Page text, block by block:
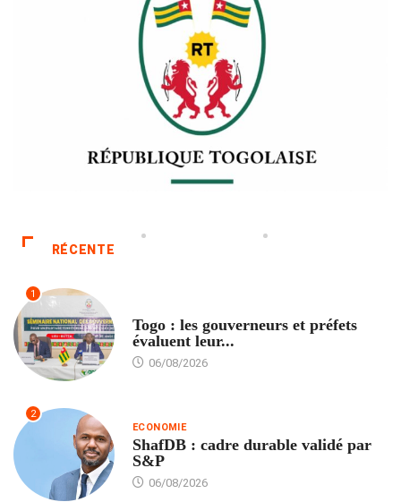
RÉCENTE
1
Togo : les gouverneurs et préfets
évaluent leur...
06/08/2026
2
ECONOMIE
ShafDB : cadre durable validé par
S&P
06/08/2026